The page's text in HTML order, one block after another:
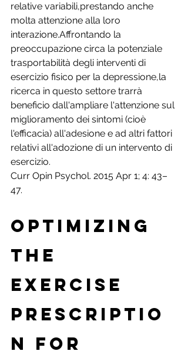
relative variabili,prestando anche
molta attenzione alla loro
interazione.Affrontando la
preoccupazione circa la potenziale
trasportabilità degli interventi di
esercizio fisico per la depressione,la
ricerca in questo settore trarrà
beneficio dall'ampliare l'attenzione sul
miglioramento dei sintomi (cioè
l'efficacia) all'adesione e ad altri fattori
relativi all'adozione di un intervento di
esercizio.
Curr Opin Psychol. 2015 Apr 1; 4: 43–
47.
Optimizing
the
Exercise
Prescriptio
n for